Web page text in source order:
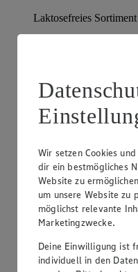
Laktosefreies Sortiment
Wir setzen Cookies
dir ein bestmögliches
Website zu
um unsere Website zu
möglichst relevante
Marketingzwecke.
Deine Einwilligung ist
individuell in den